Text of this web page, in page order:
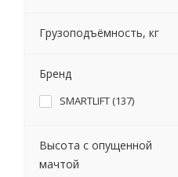
Грузоподъёмность, кг
Бренд
SMARTLIFT (137)
Высота с опущенной
мачтой